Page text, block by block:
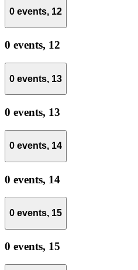
0 events, 12
0 events, 12
0 events, 13
0 events, 13
0 events, 14
0 events, 14
0 events, 15
0 events, 15